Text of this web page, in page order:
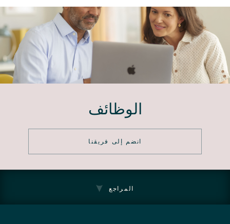
الوظائف
انضم إلى فريقنا
المراجع